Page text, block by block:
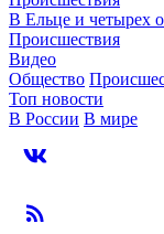
В Ельце и четырех
Происшествия
Видео
Общество
Топ новости
В России В мире